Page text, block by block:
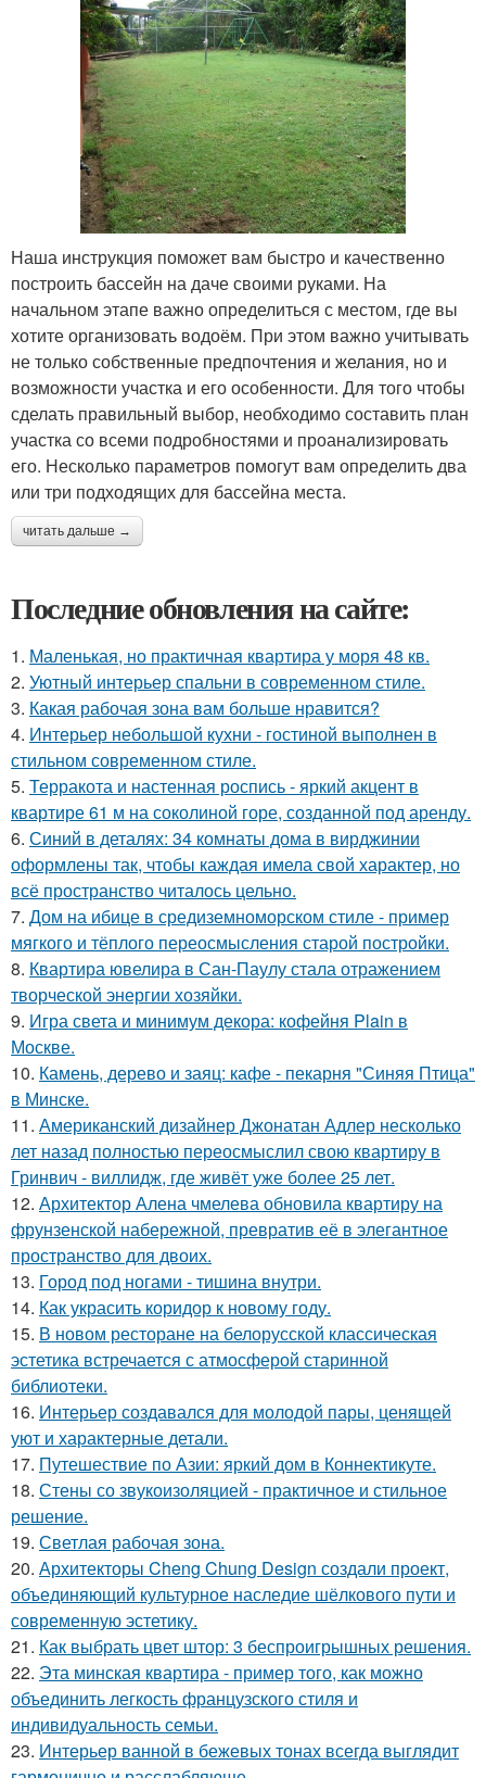
Наша инструкция поможет вам быстро и качественно
построить бассейн на даче своими руками. На
начальном этапе важно определиться с местом, где вы
хотите организовать водоём. При этом важно учитывать
не только собственные предпочтения и желания, но и
возможности участка и его особенности. Для того чтобы
сделать правильный выбор, необходимо составить план
участка со всеми подробностями и проанализировать
его. Несколько параметров помогут вам определить два
или три подходящих для бассейна места.
читать дальше →
Последние обновления на сайте:
1. Маленькая, но практичная квартира у моря 48 кв.
2. Уютный интерьер спальни в современном стиле.
3. Какая рабочая зона вам больше нравится?
4. Интерьер небольшой кухни - гостиной выполнен в
стильном современном стиле.
5. Терракота и настенная роспись - яркий акцент в
квартире 61 м на соколиной горе, созданной под аренду.
6. Синий в деталях: 34 комнаты дома в вирджинии
оформлены так, чтобы каждая имела свой характер, но
всё пространство читалось цельно.
7. Дом на ибице в средиземноморском стиле - пример
мягкого и тёплого переосмысления старой постройки.
8. Квартира ювелира в Сан-Паулу стала отражением
творческой энергии хозяйки.
9. Игра света и минимум декора: кофейня Plain в
Москве.
10. Камень, дерево и заяц: кафе - пекарня "Синяя Птица"
в Минске.
11. Американский дизайнер Джонатан Адлер несколько
лет назад полностью переосмыслил свою квартиру в
Гринвич - виллидж, где живёт уже более 25 лет.
12. Архитектор Алена чмелева обновила квартиру на
фрунзенской набережной, превратив её в элегантное
пространство для двоих.
13. Город под ногами - тишина внутри.
14. Как украсить коридор к новому году.
15. В новом ресторане на белорусской классическая
эстетика встречается с атмосферой старинной
библиотеки.
16. Интерьер создавался для молодой пары, ценящей
уют и характерные детали.
17. Путешествие по Азии: яркий дом в Коннектикуте.
18. Стены со звукоизоляцией - практичное и стильное
решение.
19. Светлая рабочая зона.
20. Архитекторы Cheng Chung Design создали проект,
объединяющий культурное наследие шёлкового пути и
современную эстетику.
21. Как выбрать цвет штор: 3 беспроигрышных решения.
22. Эта минская квартира - пример того, как можно
объединить легкость французского стиля и
индивидуальность семьи.
23. Интерьер ванной в бежевых тонах всегда выглядит